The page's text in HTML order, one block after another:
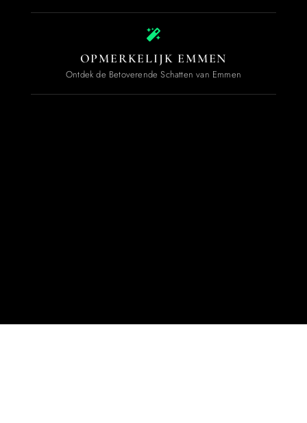
OPMERKELIJK EMMEN
Ontdek de Betoverende Schatten van Emmen